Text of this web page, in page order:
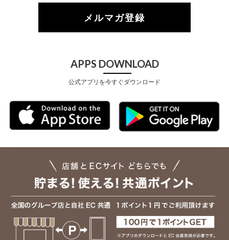
メルマガ登録
APPS DOWNLOAD
公式アプリを今すぐダウンロード